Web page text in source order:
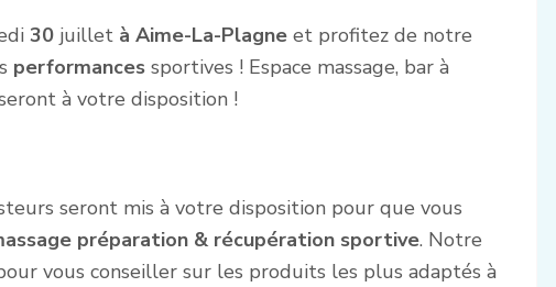
30 juillet à Aime-La-Plagne et profitez de notre
performances sportives ! Espace massage, bar à
à votre disposition !
seront mis à votre disposition pour que vous
préparation & récupération sportive. Notre
vous conseiller sur les produits les plus adaptés à